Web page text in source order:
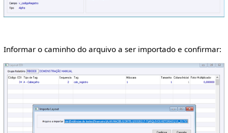
Informar o caminho do arquivo a ser importado e confirmar: